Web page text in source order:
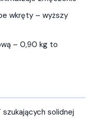
wkręty – wyższy
– 0,90 kg to
solidnej